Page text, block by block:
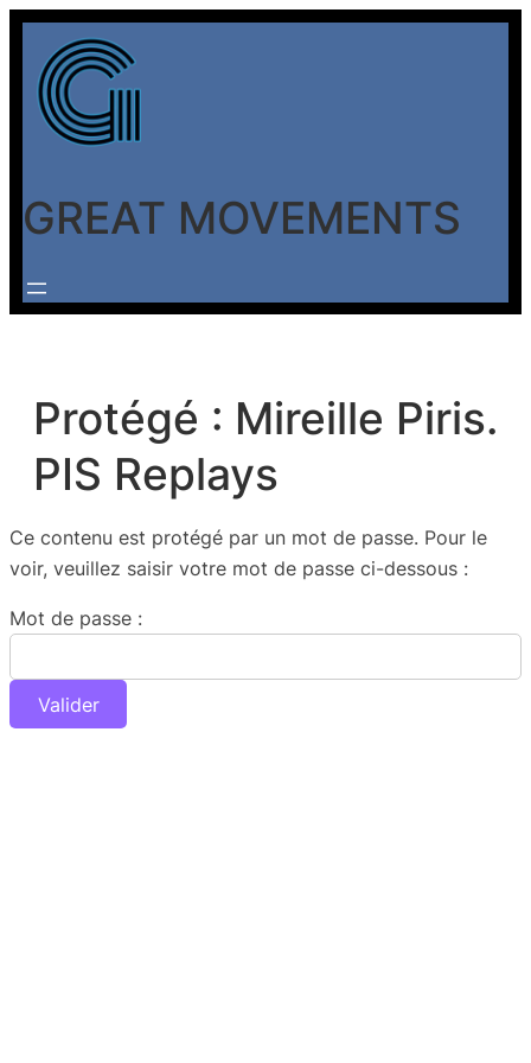
Aller
contenu
GREAT MOVEMENTS
Protégé : Mireille Piris.
PIS Replays
Ce contenu est protégé par un mot de passe. Pour le
voir, veuillez saisir votre mot de passe ci-dessous :
Mot de passe :